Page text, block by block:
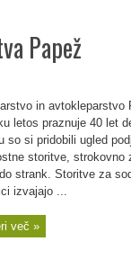
Papež
in avtokleparstvo
letos praznuje 40 let
so si pridobili ugled
storitve, strokovno
strank. Storitve za
izvajajo ...
več »